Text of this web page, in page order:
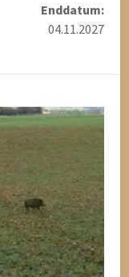
Enddatum:
04.11.2027